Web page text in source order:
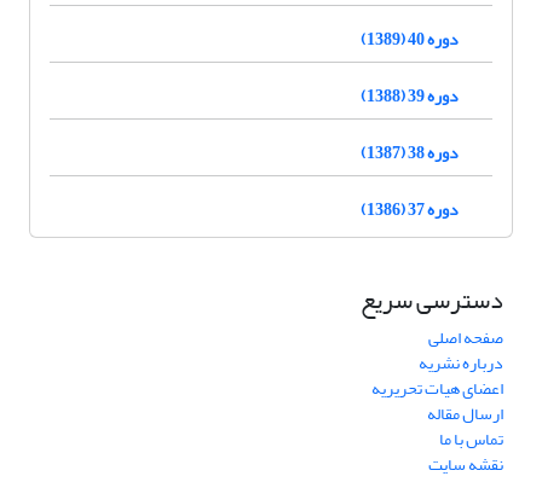
دوره 40 (1389)
دوره 39 (1388)
دوره 38 (1387)
دوره 37 (1386)
دسترسی سریع
صفحه اصلی
درباره نشریه
اعضای هیات تحریریه
ارسال مقاله
تماس با ما
نقشه سایت